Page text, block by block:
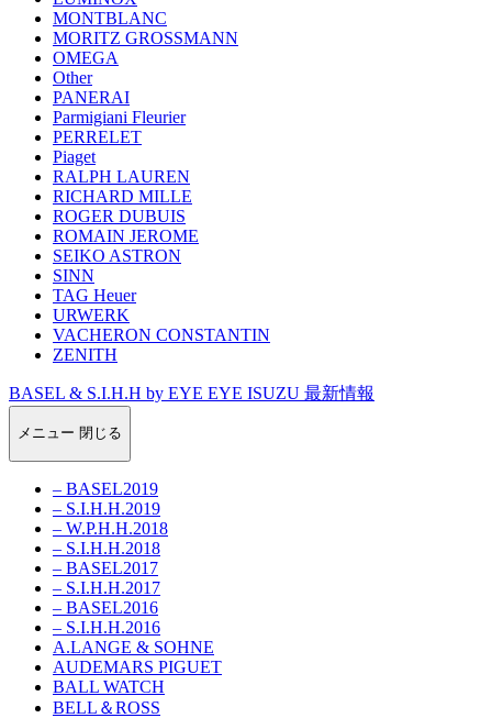
MONTBLANC
MORITZ GROSSMANN
OMEGA
Other
PANERAI
Parmigiani Fleurier
PERRELET
Piaget
RALPH LAUREN
RICHARD MILLE
ROGER DUBUIS
ROMAIN JEROME
SEIKO ASTRON
SINN
TAG Heuer
URWERK
VACHERON CONSTANTIN
ZENITH
BASEL & S.I.H.H by EYE EYE ISUZU 最新情報
メニュー 閉じる
– BASEL2019
– S.I.H.H.2019
– W.P.H.H.2018
– S.I.H.H.2018
– BASEL2017
– S.I.H.H.2017
– BASEL2016
– S.I.H.H.2016
A.LANGE & SOHNE
AUDEMARS PIGUET
BALL WATCH
BELL＆ROSS